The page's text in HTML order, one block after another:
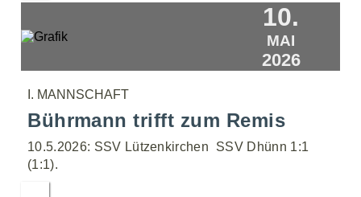
10.
MAI
2026
I. MANNSCHAFT
Bührmann trifft zum Remis
10.5.2026: SSV Lützenkirchen  SSV Dhünn 1:1
(1:1).